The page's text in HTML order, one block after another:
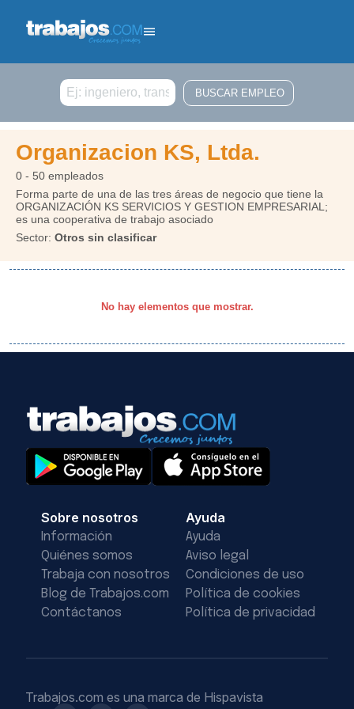
Buscar
Organizacion KS, Ltda.
0 - 50 empleados
Forma parte de una de las tres áreas de negocio que tiene la
ORGANIZACIÓN KS SERVICIOS Y GESTION EMPRESARIAL;
es una cooperativa de trabajo asociado
Sector: Otros sin clasificar
No hay elementos que mostrar.
Sobre nosotros
Información
Quiénes somos
Trabaja con nosotros
Blog de Trabajos.com
Contáctanos
Ayuda
Ayuda
Aviso legal
Condiciones de uso
Política de cookies
Política de privacidad
Trabajos.com es una marca de Hispavista